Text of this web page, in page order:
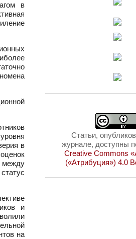
в
в
между
и
на
Статьи,
журнале, доступны
Creative Commons
(«Атрибуция») 4.0